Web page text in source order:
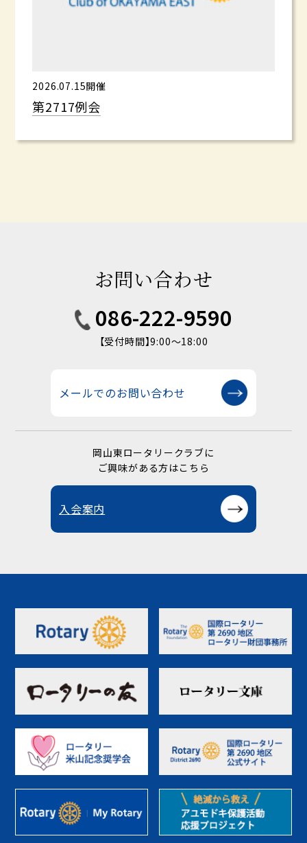
2026.07.15開催
第2717例会
お問い合わせ
086-222-9590
【受付時間】9:00〜18:00
メールでのお問い合わせ
岡山東ロータリークラブに
ご興味がある方はこちら
入会案内